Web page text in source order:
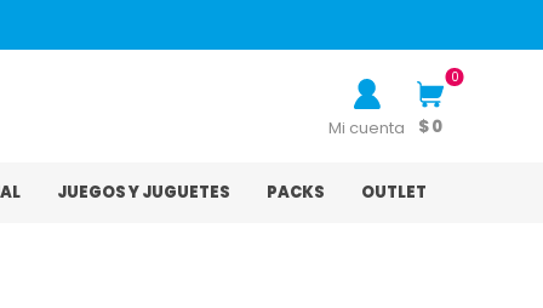
Mi cuenta
0
$ 0
JUEGOS Y JUGUETES PACKS OUTLET